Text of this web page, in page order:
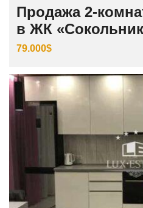
Продажа 2-
в ЖК
79.000$